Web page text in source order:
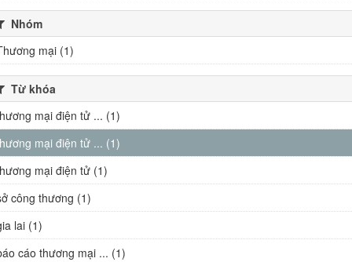
Nhóm
mại (1)
Từ khóa
mại điện tử ... (1)
mại điện tử ... (1)
mại điện tử (1)
công thương (1)
lai (1)
cáo thương mại ... (1)